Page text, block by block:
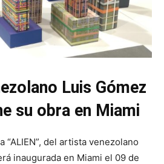
Luis Gómez
su obra en Miami
“ALIEN”, del artista venezolano
inaugurada en Miami el 09 de